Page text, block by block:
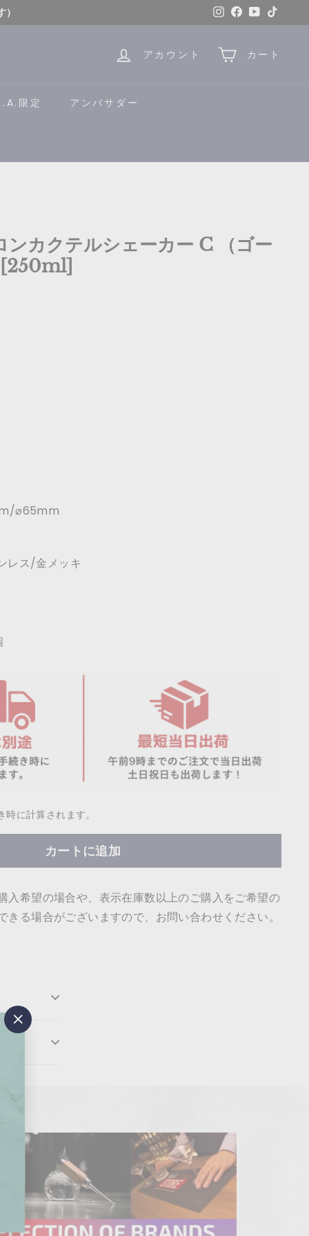
Instagram
Facebook
YouTube
アカウント カート
限定 アンバサダー
"閉
カクテルシェーカー C （ゴー
[250ml]
⌀65mm
レス/金メッキ
に計算されます。
カートに追加
入希望の場合や、表示在庫数以上のご購入をご希望の
きる場合がございますので、お問い合わせください。